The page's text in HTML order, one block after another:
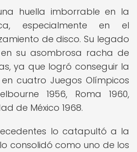
huella imborrable en la
especialmente en el
de disco. Su legado
su asombrosa racha de
ya que logró conseguir la
cuatro Juegos Olímpicos
1956, Roma 1960,
de México 1968.
lo catapultó a la
consolidó como uno de los